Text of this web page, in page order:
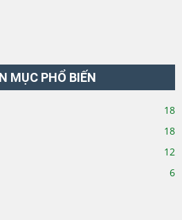
MỤC PHỔ BIẾN
18
18
12
6